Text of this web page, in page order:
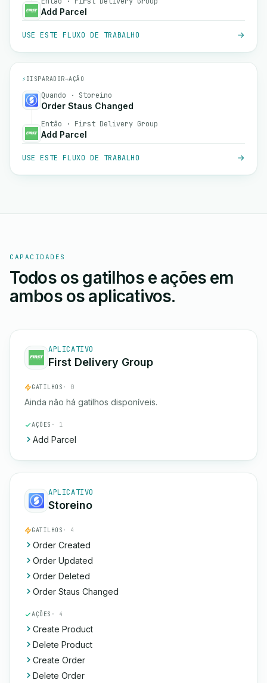
Add Parcel
USE ESTE FLUXO DE TRABALHO
⚡ DISPARADOR→AÇÃO
Quando · Storeino
Order Staus Changed
Então · First Delivery Group
Add Parcel
USE ESTE FLUXO DE TRABALHO
CAPACIDADES
Todos os gatilhos e ações em
ambos os aplicativos.
APLICATIVO
First Delivery Group
GATILHOS · 0
Ainda não há gatilhos disponíveis.
AÇÕES · 1
Add Parcel
APLICATIVO
Storeino
GATILHOS · 4
Order Created
Order Updated
Order Deleted
Order Staus Changed
AÇÕES · 4
Create Product
Delete Product
Create Order
Delete Order